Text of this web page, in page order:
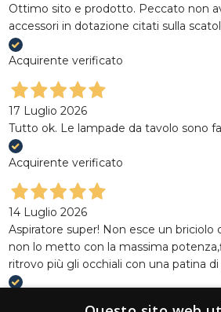
Ottimo sito e prodotto. Peccato non
accessori in dotazione citati sulla
Acquirente verificato
17 Luglio 2026
Tutto ok. Le lampade da tavolo sono
Acquirente verificato
14 Luglio 2026
Aspiratore super! Non esce un briciolo
non lo metto con la massima
ritrovo più gli occhiali con una patina di